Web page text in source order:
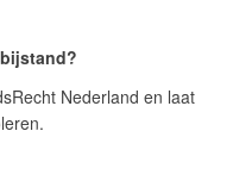
Nederland en laat